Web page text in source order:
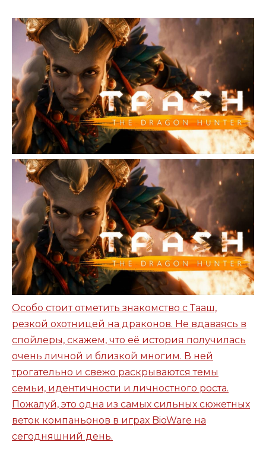
Особо стоит отметить знакомство с Тааш,
резкой охотницей на драконов. Не вдаваясь в
спойлеры, скажем, что её история получилась
очень личной и близкой многим. В ней
трогательно и свежо раскрываются темы
семьи, идентичности и личностного роста.
Пожалуй, это одна из самых сильных сюжетных
веток компаньонов в играх BioWare на
сегодняшний день.